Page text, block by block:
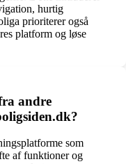
hurtig
prioriterer også
platform og løse
andre
som
af funktioner og